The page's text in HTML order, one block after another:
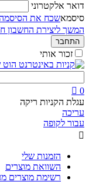
דואר אלקטרוני
סיסמאשכח את
המשך ליצירת החשבון
התחבר
זכור אותי
0

עגלת הקניות ריקה
עריכה
עבור לקופה

הזמנות שלי
השוואת מוצרים
רשימת מוצרים